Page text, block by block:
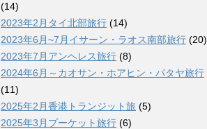
(14)
2023年2月タイ北部旅行 (14)
2023年6月~7月イサーン・ラオス南部旅行 (20)
2023年7月アンヘレス旅行 (8)
2024年6月～カオサン・ホアヒン・パタヤ旅行
(11)
2025年2月香港トランジット旅 (5)
2025年3月プーケット旅行 (6)